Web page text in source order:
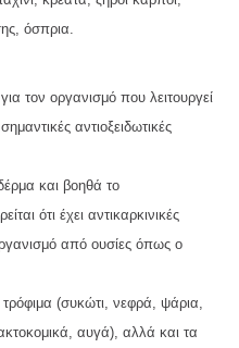
όσπρια.
τον οργανισμό που λειτουργεί
αντιοξειδωτικές
και βοηθά το
ότι έχει αντικαρκινικές
από ουσίες όπως ο
(συκώτι, νεφρά, ψάρια,
αυγά), αλλά και τα